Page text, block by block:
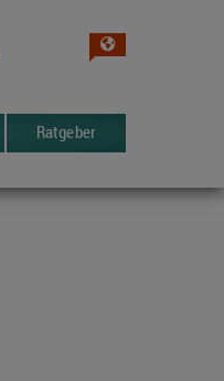
Sprache
Ratgeber